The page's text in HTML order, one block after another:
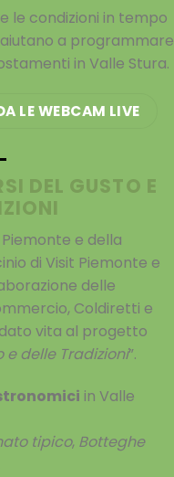
le condizioni in tempo
a programmare
in Valle Stura.
LE WEBCAM LIVE
DEL GUSTO E
e della
di Visit Piemonte e
delle
Coldiretti e
vita al progetto
e delle Tradizioni”.
in Valle
tipico, Botteghe